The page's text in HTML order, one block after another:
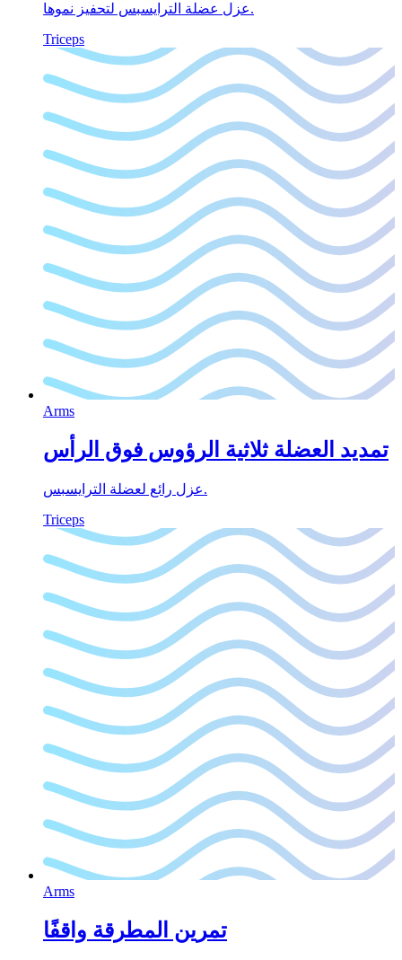
عزل عضلة الترايسبس لتحفيز نموها.
Triceps
Arms
تمديد العضلة ثلاثية الرؤوس فوق الرأس
عزل رائع لعضلة الترايسبس.
Triceps
Arms
تمرين المطرقة واقفًا